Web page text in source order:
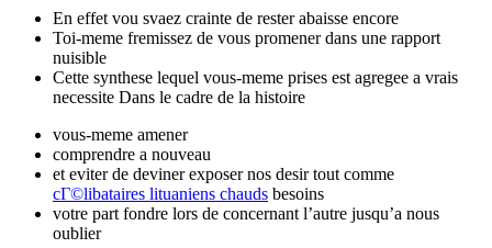
En effet vou svaez crainte de rester abaisse encore
Toi-meme fremissez de vous promener dans une rapport
nuisible
Cette synthese lequel vous-meme prises est agregee a vrais
necessite Dans le cadre de la histoire
vous-meme amener
comprendre a nouveau
et eviter de deviner exposer nos desir tout comme
cГ©libataires lituaniens chauds besoins
votre part fondre lors de concernant l’autre jusqu’a nous
oublier